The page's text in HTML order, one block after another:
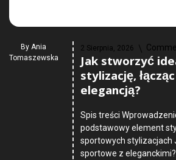
By Ania
Tomaszewska
2 Sierpnia, 2026
Jak stworzyć
stylizację,
elegancją?
Spis treści
podstawowy element
sportowych stylizacjach
sportowe z